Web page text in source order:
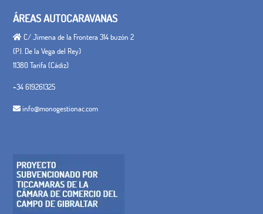
ÁREAS AUTOCARAVANAS
C/ Jimena de la Frontera 314 buzón 2
(P.I. De la Vega del Rey)
11380 Tarifa (Cádiz)
+34 619261325
info@monogestionac.com